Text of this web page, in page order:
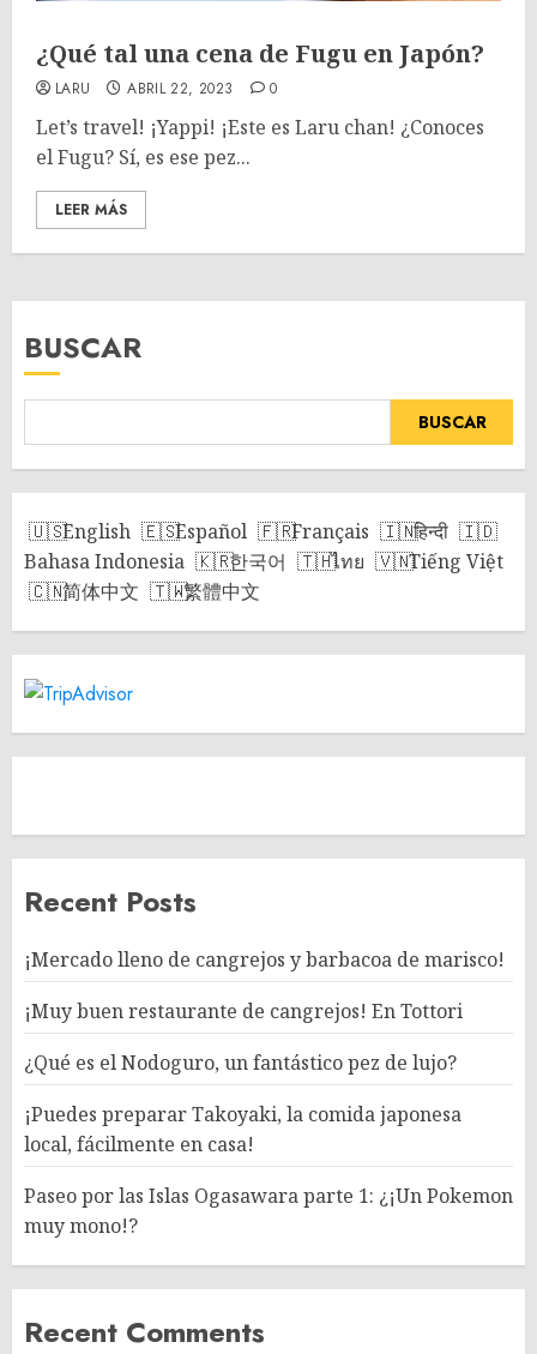
¿Qué tal una cena de Fugu en Japón?
LARU ABRIL 22, 2023 0
Let’s travel! ¡Yappi! ¡Este es Laru chan! ¿Conoces
el Fugu? Sí, es ese pez...
LEER MÁS
BUSCAR
BUSCAR
English Español Français
हिन्दी
Bahasa Indonesia
한국어 ไทย
Tiếng Việt
简体中文
繁體中文
Recent Posts
¡Mercado lleno de cangrejos y barbacoa de marisco!
¡Muy buen restaurante de cangrejos! En Tottori
¿Qué es el Nodoguro, un fantástico pez de lujo?
¡Puedes preparar Takoyaki, la comida japonesa
local, fácilmente en casa!
Paseo por las Islas Ogasawara parte 1: ¿¡Un Pokemon
muy mono!?
Recent Comments